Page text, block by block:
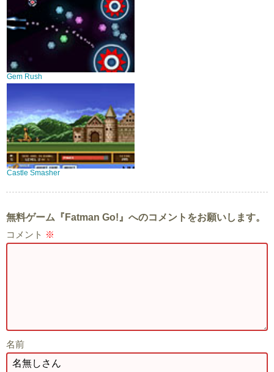
Gem Rush
Castle Smasher
無料ゲーム『Fatman Go!』へのコメントをお願いします。
コメント ※
名前